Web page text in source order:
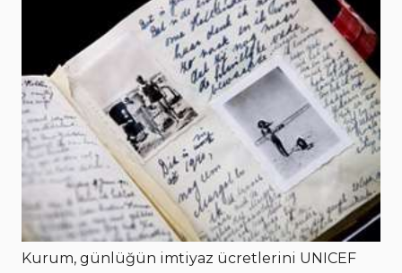
Kurum, günlüğün imtiyaz ücretlerini UNICEF